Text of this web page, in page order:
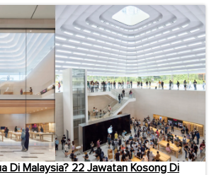
Di Malaysia? 22 Jawatan Kosong Di